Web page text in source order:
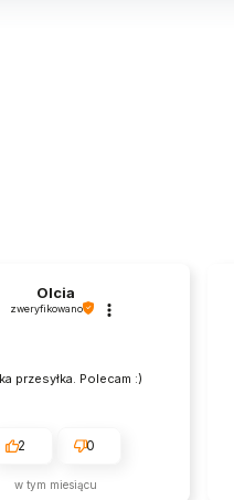
Olcia
zweryfikowano
przesyłka. Polecam :)
2 0
w tym miesiącu